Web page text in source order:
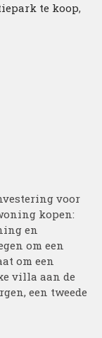
te koop,
voor
kopen:
en
om een
om een
villa aan de
een tweede